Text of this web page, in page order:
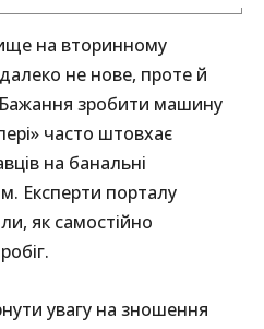
на вторинному
не нове, проте й
зробити машину
часто штовхає
на банальні
Експерти порталу
як самостійно
увагу на зношення